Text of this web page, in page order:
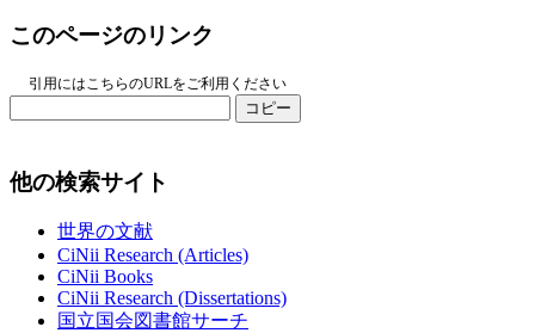
このページのリンク
引用にはこちらのURLをご利用ください
コピー
他の検索サイト
世界の文献
CiNii Research (Articles)
CiNii Books
CiNii Research (Dissertations)
国立国会図書館サーチ